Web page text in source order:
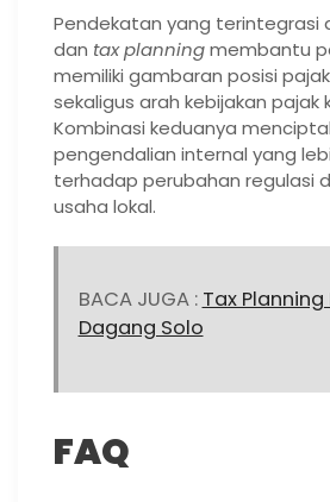
Pendekatan yang terintegrasi
dan tax planningmembantu
memiliki gambaran posisi
sekaligus arah kebijakan pajak
Kombinasi keduanya
pengendalian internal yang
terhadap perubahan regulasi
usaha lokal.
BACA JUGA : Tax
Dagang Solo
FAQ